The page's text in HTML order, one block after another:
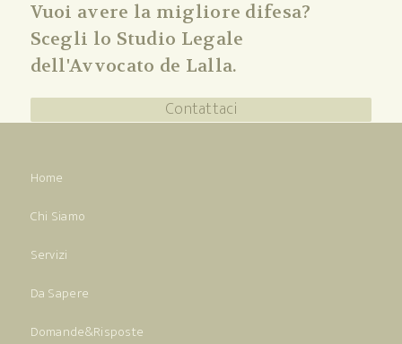
Vuoi avere la migliore difesa?
Scegli lo Studio Legale
dell'Avvocato de Lalla.
Contattaci
Home
Chi Siamo
Servizi
Da Sapere
Domande&Risposte